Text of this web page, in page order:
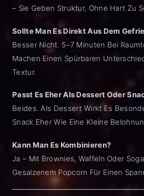
– Sie Geben Struktur, Ohne Hart Zu
Sollte Man Es Direkt Aus Dem
Besser Nicht. 5–7 Minuten Bei
Machen Einen Spürbaren
Textur.
Passt Es Eher Als Dessert Oder
Beides. Als Dessert Wirkt Es
Snack Eher Wie Eine Kleine
Kann Man Es Kombinieren?
Ja – Mit Brownies, Waffeln Oder
Gesalzenem Popcorn Für Einen